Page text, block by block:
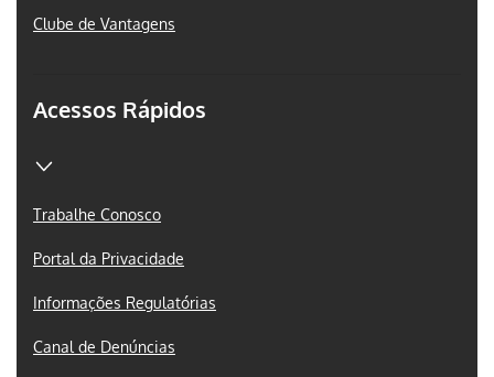
Clube de Vantagens
Acessos Rápidos
Trabalhe Conosco
Portal da Privacidade
Informações Regulatórias
Canal de Denúncias